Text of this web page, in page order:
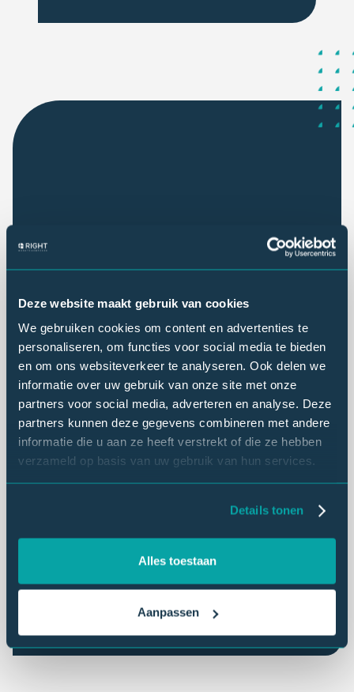
Deze website maakt gebruik van cookies
We gebruiken cookies om content en advertenties te
personaliseren, om functies voor social media te bieden
en om ons websiteverkeer te analyseren. Ook delen we
informatie over uw gebruik van onze site met onze
partners voor social media, adverteren en analyse. Deze
partners kunnen deze gegevens combineren met andere
informatie die u aan ze heeft verstrekt of die ze hebben
verzameld op basis van uw gebruik van hun services.
Details tonen
Alles toestaan
Aanpassen
Klantloyaliteit meten:NPS biedt directe
inzichten in klantloyaliteit en klantbeleving,
zonder ingewikkelde enquêtes.
toelichtingen achter de NPS-score
Groei stimuleren:tevreden klanten die
uw bedrijf aanbevelen, helpen uw bedrijf